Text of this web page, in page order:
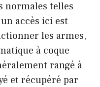
normales telles
accès ici est
les armes,
à coque
rangé à
et récupéré par